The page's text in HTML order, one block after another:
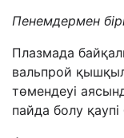
Пенемдермен
Плазмада
вальпрой
төмендеуі
пайда болу қаупі